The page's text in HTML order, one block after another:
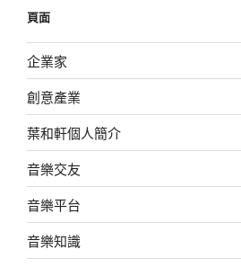
字:
頁面
企業家
創意產業
葉和軒個人簡介
音樂交友
音樂平台
音樂知識